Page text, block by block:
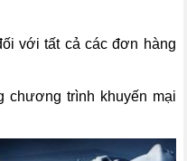
với tất cả các đơn hàng
chương trình khuyến mại